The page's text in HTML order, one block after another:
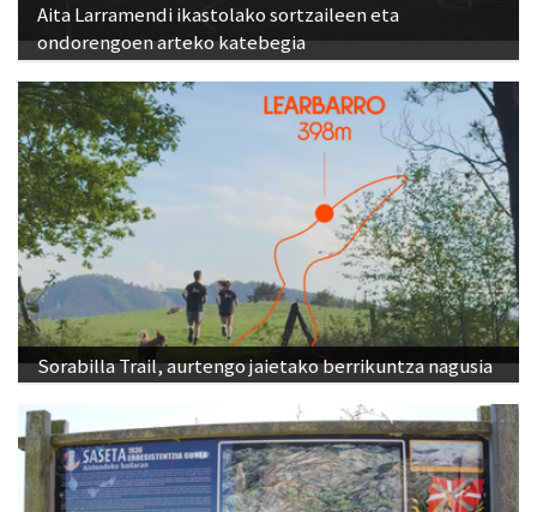
Aita Larramendi ikastolako sortzaileen eta
ondorengoen arteko katebegia
Sorabilla Trail, aurtengo jaietako berrikuntza nagusia